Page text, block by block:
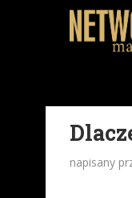
napisany